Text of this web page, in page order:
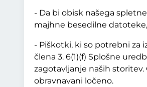
- Da bi obisk našega
majhne besedilne
- Piškotki, ki so potrebni za
člena 3. 6(1)(f) Splošne
zagotavljanje naših
obravnavani ločeno.